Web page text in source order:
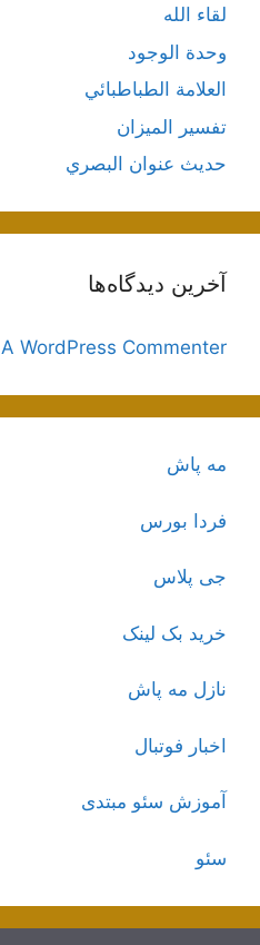
لقاء الله
وحدة الوجود
العلامة الطباطبائي
تفسير الميزان
حديث عنوان البصري
آخرین دیدگاه‌ها
A WordPress Commenter
مه پاش
فردا بورس
جی پلاس
خرید بک لینک
نازل مه پاش
اخبار فوتبال
آموزش سئو مبتدی
سئو